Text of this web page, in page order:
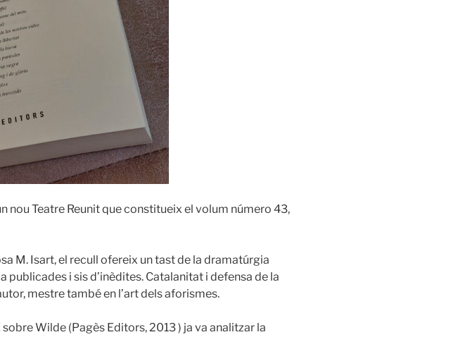
Teatre Reunit que constitueix el volum número 43,
M. Isart, el recull ofereix un tast de la dramatúrgia
publicades i sis d’inèdites. Catalanitat i defensa de la
mestre també en l’art dels aforismes.
sobre Wilde (Pagès Editors, 2013 ) ja va analitzar la